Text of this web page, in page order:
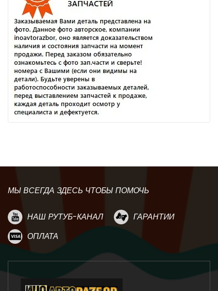
МЫ ВСЕГДА ЗДЕСЬ ЧТОБЫ ПОМОЧЬ
НАШ РУТУБ-КАНАЛ
ГАРАНТИИ
ОПЛАТА